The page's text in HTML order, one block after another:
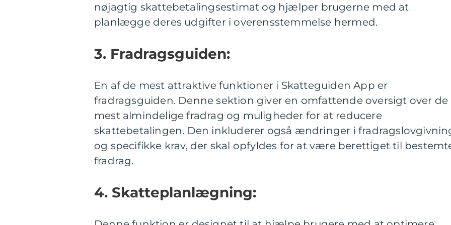
nøjagtig skattebetalingsestimat og hjælper brugerne med at
planlægge deres udgifter i overensstemmelse hermed.
3. Fradragsguiden:
En af de mest attraktive funktioner i Skatteguiden App er
fradragsguiden. Denne sektion giver en omfattende oversigt over de
mest almindelige fradrag og muligheder for at reducere
skattebetalingen. Den inkluderer også ændringer i
og specifikke krav, der skal opfyldes for at være berettiget til
fradrag.
4. Skatteplanlægning: